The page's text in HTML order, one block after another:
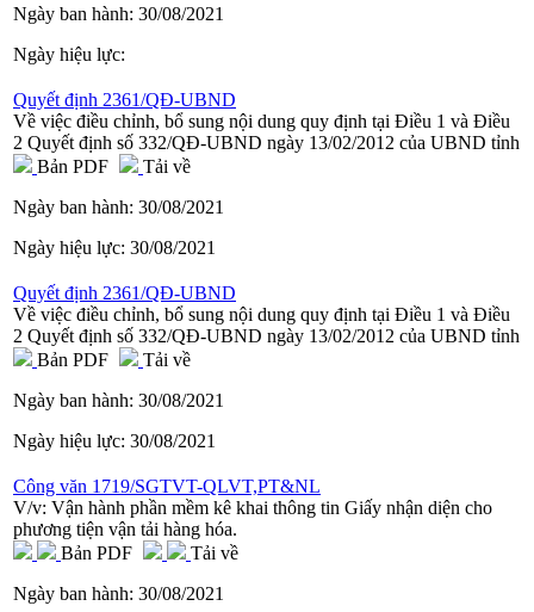
Ngày ban hành: 30/08/2021
Ngày hiệu lực:
Quyết định 2361/QĐ-UBND
Về việc điều chỉnh, bổ sung nội dung quy định tại Điều 1 và Điều
2 Quyết định số 332/QĐ-UBND ngày 13/02/2012 của UBND tỉnh
Bản PDF
Tải về
Ngày ban hành: 30/08/2021
Ngày hiệu lực: 30/08/2021
Quyết định 2361/QĐ-UBND
Về việc điều chỉnh, bổ sung nội dung quy định tại Điều 1 và Điều
2 Quyết định số 332/QĐ-UBND ngày 13/02/2012 của UBND tỉnh
Bản PDF
Tải về
Ngày ban hành: 30/08/2021
Ngày hiệu lực: 30/08/2021
Công văn 1719/SGTVT-QLVT,PT&NL
V/v: Vận hành phần mềm kê khai thông tin Giấy nhận diện cho
phương tiện vận tải hàng hóa.
Bản PDF
Tải về
Ngày ban hành: 30/08/2021